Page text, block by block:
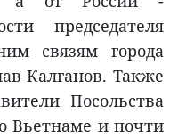
председателя
связям города
Калганов. Также
Посольства
Вьетнаме и почти